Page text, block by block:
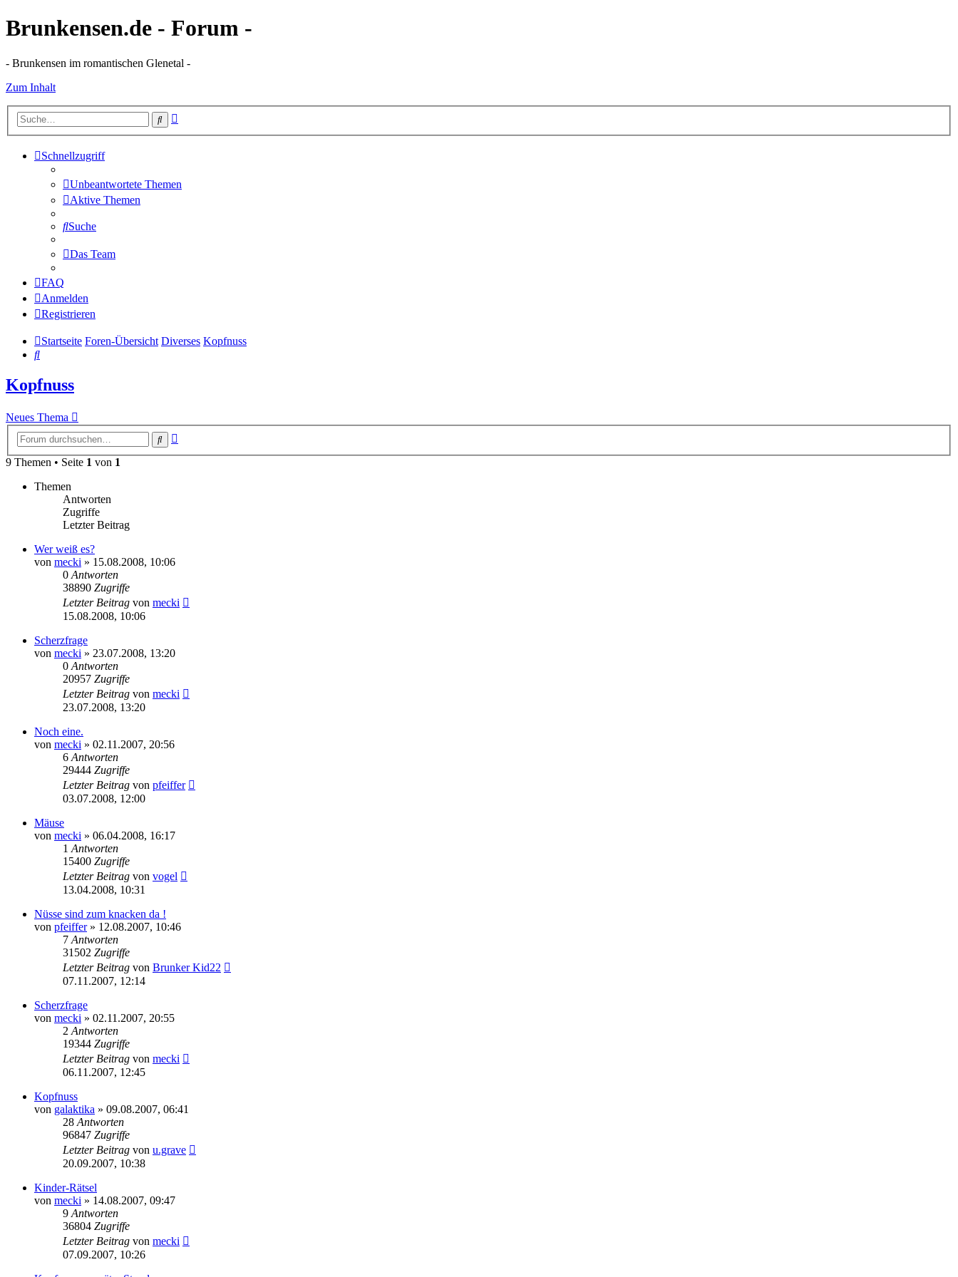
Brunkensen.de - Forum -
- Brunkensen im romantischen Glenetal -
Zum Inhalt
Suche
Schnellzugriff
Unbeantwortete Themen
Aktive Themen
Suche
Das Team
FAQ
Anmelden
Registrieren
Startseite Foren-Übersicht Diverses Kopfnuss
Suche
Kopfnuss
Neues Thema
Suche
9 Themen • Seite 1 von 1
Themen
Antworten
Zugriffe
Letzter Beitrag
Wer weiß es?
von mecki » 15.08.2008, 10:06
0 Antworten
38890 Zugriffe
Letzter Beitrag von mecki
15.08.2008, 10:06
Scherzfrage
von mecki » 23.07.2008, 13:20
0 Antworten
20957 Zugriffe
Letzter Beitrag von mecki
23.07.2008, 13:20
Noch eine.
von mecki » 02.11.2007, 20:56
6 Antworten
29444 Zugriffe
Letzter Beitrag von pfeiffer
03.07.2008, 12:00
Mäuse
von mecki » 06.04.2008, 16:17
1 Antworten
15400 Zugriffe
Letzter Beitrag von vogel
13.04.2008, 10:31
Nüsse sind zum knacken da !
von pfeiffer» 12.08.2007, 10:46
7 Antworten
31502 Zugriffe
Letzter Beitrag von Brunker Kid22
07.11.2007, 12:14
Scherzfrage
von mecki » 02.11.2007, 20:55
2 Antworten
19344 Zugriffe
Letzter Beitrag von mecki
06.11.2007, 12:45
Kopfnuss
von galaktika » 09.08.2007, 06:41
28 Antworten
96847 Zugriffe
Letzter Beitrag von u.grave
20.09.2007, 10:38
Kinder-Rätsel
von mecki » 14.08.2007, 09:47
9 Antworten
36804 Zugriffe
Letzter Beitrag von mecki
07.09.2007, 10:26